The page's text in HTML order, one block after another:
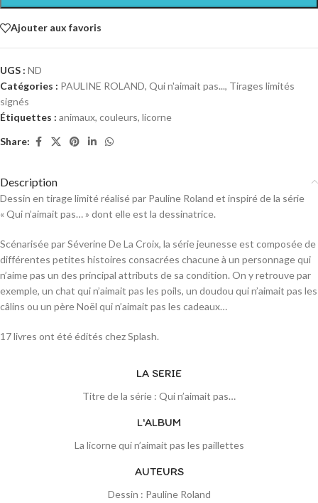
Ajouter aux favoris
UGS : ND
Catégories : PAULINE ROLAND, Qui n'aimait pas..., Tirages limités
signés
Étiquettes : animaux, couleurs, licorne
Share:
Description
Dessin en tirage limité réalisé par Pauline Roland et inspiré de la série
« Qui n’aimait pas… » dont elle est la dessinatrice.
Scénarisée par Séverine De La Croix, la série jeunesse est composée de
différentes petites histoires consacrées chacune à un personnage qui
n’aime pas un des principal attributs de sa condition. On y retrouve par
exemple, un chat qui n’aimait pas les poils, un doudou qui n’aimait pas les
câlins ou un père Noël qui n’aimait pas les cadeaux…
17 livres ont été édités chez Splash.
LA SERIE
Titre de la série : Qui n’aimait pas…
L'ALBUM
La licorne qui n’aimait pas les paillettes
AUTEURS
Dessin : Pauline Roland